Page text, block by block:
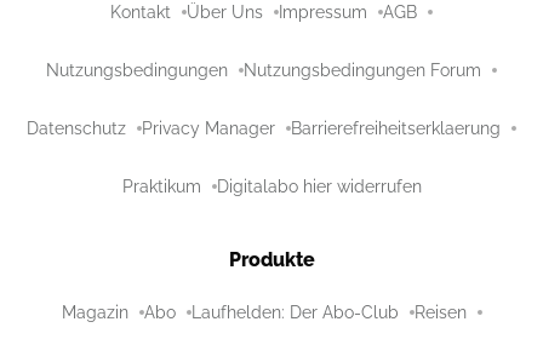
Kontakt Über Uns Impressum AGB
Nutzungsbedingungen Nutzungsbedingungen Forum
Datenschutz Privacy Manager Barrierefreiheitserklaerung
Praktikum Digitalabo hier widerrufen
Produkte
Magazin Abo Laufhelden: Der Abo-Club Reisen